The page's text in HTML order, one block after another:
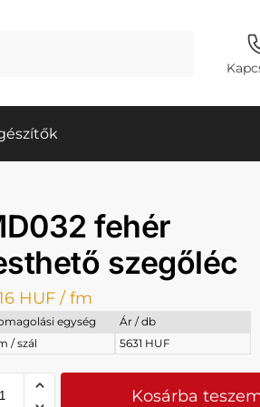
fehér
szegőléc
HUF / fm
egység
Ár / db
/ szál
5631 HUF
Kosárba